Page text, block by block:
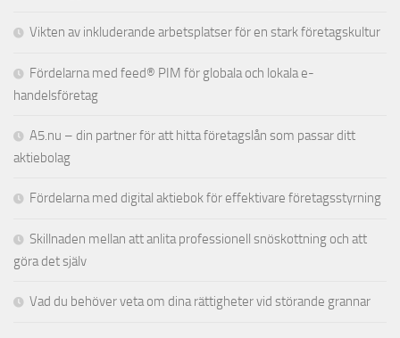
Vikten av inkluderande arbetsplatser för en stark företagskultur
Fördelarna med feed® PIM för globala och lokala e-
handelsföretag
A5.nu – din partner för att hitta företagslån som passar ditt
aktiebolag
Fördelarna med digital aktiebok för effektivare företagsstyrning
Skillnaden mellan att anlita professionell snöskottning och att
göra det själv
Vad du behöver veta om dina rättigheter vid störande grannar